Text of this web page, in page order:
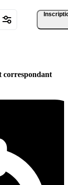
correspondant